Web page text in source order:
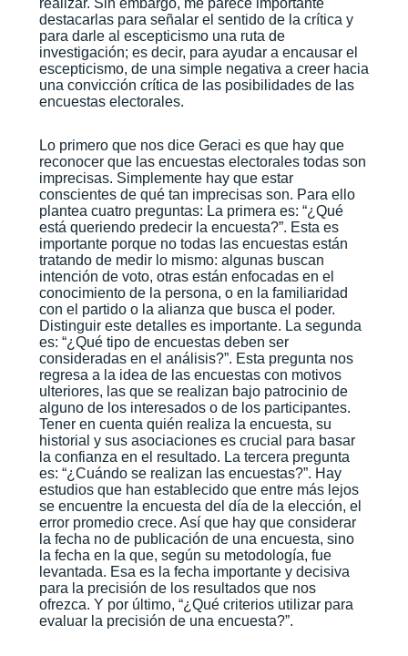
realizar. Sin embargo, me parece importante
destacarlas para señalar el sentido de la crítica y
para darle al escepticismo una ruta de
investigación; es decir, para ayudar a encausar el
escepticismo, de una simple negativa a creer hacia
una convicción crítica de las posibilidades de las
encuestas electorales.
Lo primero que nos dice Geraci es que hay que
reconocer que las encuestas electorales todas son
imprecisas. Simplemente hay que estar
conscientes de qué tan imprecisas son. Para ello
plantea cuatro preguntas: La primera es: “¿Qué
está queriendo predecir la encuesta?”. Esta es
importante porque no todas las encuestas están
tratando de medir lo mismo: algunas buscan
intención de voto, otras están enfocadas en el
conocimiento de la persona, o en la familiaridad
con el partido o la alianza que busca el poder.
Distinguir este detalles es importante. La segunda
es: “¿Qué tipo de encuestas deben ser
consideradas en el análisis?”. Esta pregunta nos
regresa a la idea de las encuestas con motivos
ulteriores, las que se realizan bajo patrocinio de
alguno de los interesados o de los participantes.
Tener en cuenta quién realiza la encuesta, su
historial y sus asociaciones es crucial para basar
la confianza en el resultado. La tercera pregunta
es: “¿Cuándo se realizan las encuestas?”. Hay
estudios que han establecido que entre más lejos
se encuentre la encuesta del día de la elección, el
error promedio crece. Así que hay que considerar
la fecha no de publicación de una encuesta, sino
la fecha en la que, según su metodología, fue
levantada. Esa es la fecha importante y decisiva
para la precisión de los resultados que nos
ofrezca. Y por último, “¿Qué criterios utilizar para
evaluar la precisión de una encuesta?”.